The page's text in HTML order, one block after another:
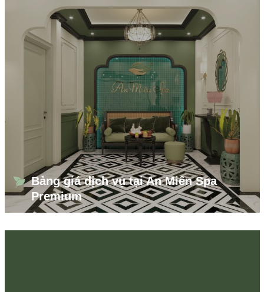
Bảng giá dịch vụ tại An Miên Spa
Premium